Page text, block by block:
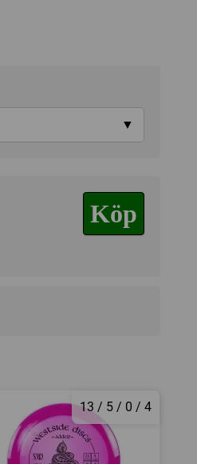
▼
Köp
13 / 5 / 0 / 4